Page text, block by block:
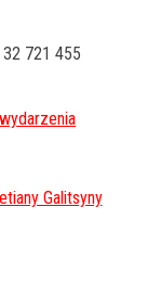
721 455
Galitsyny